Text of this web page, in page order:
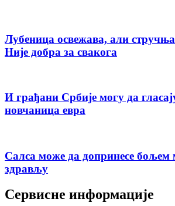
Лубеница освежава, али
Није добра за свакога
И грађани Србије могу да
новчаница евра
Салса може да допринесе бољем
здрављу
Сервисне информације